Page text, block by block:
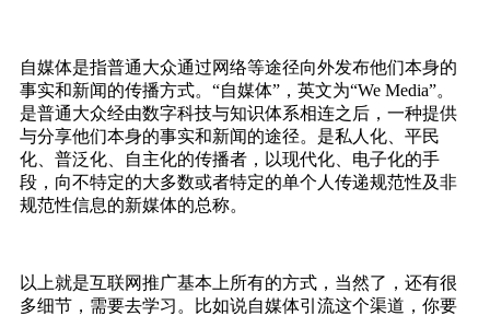
自媒体是指普通大众通过网络等途径向外发布他们本身的
事实和新闻的传播方式。“自媒体”，英文为“We Media”。
是普通大众经由数字科技与知识体系相连之后，一种提供
与分享他们本身的事实和新闻的途径。是私人化、平民
化、普泛化、自主化的传播者，以现代化、电子化的手
段，向不特定的大多数或者特定的单个人传递规范性及非
规范性信息的新媒体的总称。
以上就是互联网推广基本上所有的方式，当然了，还有很
多细节，需要去学习。比如说自媒体引流这个渠道，你要